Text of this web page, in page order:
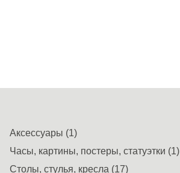
Аксессуары (1)
Часы, картины, постеры, статуэтки (1)
Столы, стулья, кресла (17)